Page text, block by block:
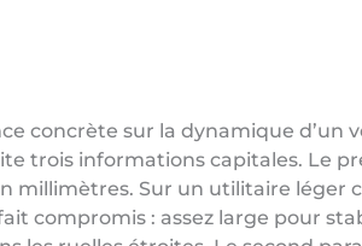
concrète sur la dynamique d’un
trois informations capitales. Le
millimètres. Sur un utilitaire léger
compromis : assez large pour